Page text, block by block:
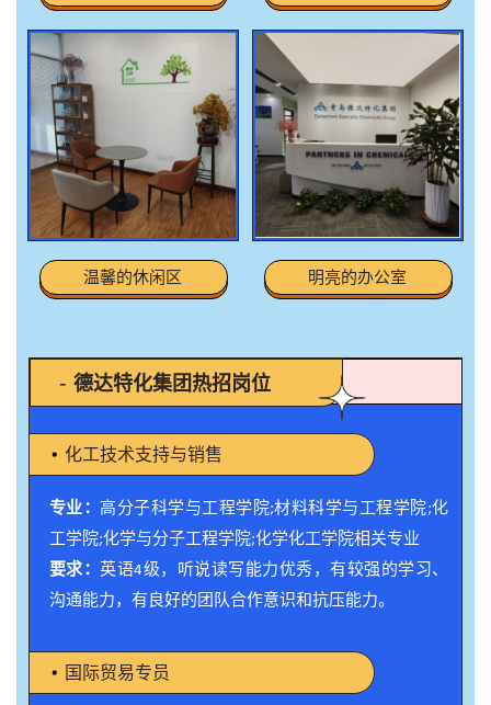
温馨的休闲区 明亮的办公室
-德达特化集团热招岗位
化工技术支持与销售
专业： 高分子科学与工程学院;材料科学与工程学院;化
工学院;化学与分子工程学院;化学化工学院相关专业
要求：英语4级，听说读写能力优秀，有较强的学习、
沟通能力，有良好的团队合作意识和抗压能力。
国际贸易专员